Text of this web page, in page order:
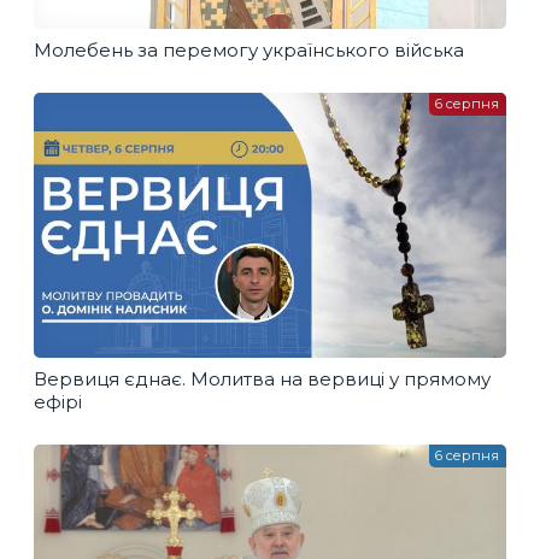
Молебень за перемогу українського війська
Вервиця єднає. Молитва на вервиці у прямому
ефірі
6 серпня
6 серпня